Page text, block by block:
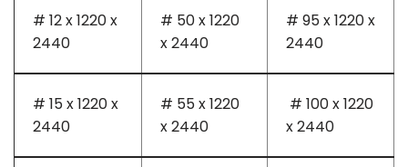
# 12 x 1220 x
2440
# 50 x 1220
x 2440
# 95 x 1220 x
2440
# 15 x 1220 x
2440
# 55 x 1220
x 2440
# 100 x 1220
x 2440